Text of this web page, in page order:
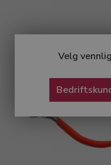
Velg